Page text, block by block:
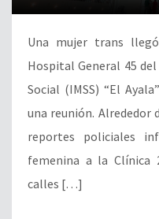
Una mujer trans
Hospital General 45
Social (IMSS) “El
una reunión. Alrededor
reportes policiales
femenina a la Clínica
calles […]